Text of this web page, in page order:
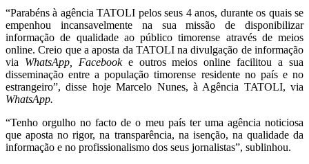
“Parabéns à agência TATOLI pelos seus 4 anos, durante os quais se
empenhou incansavelmente na sua missão de disponibilizar
informação de qualidade ao público timorense através de meios
online. Creio que a aposta da TATOLI na divulgação de informação
via WhatsApp, Facebooke outros meios online facilitou a sua
disseminação entre a população timorense residente no país e no
estrangeiro”, disse hoje Marcelo Nunes, à Agência TATOLI, via
WhatsApp.
“Tenho orgulho no facto de o meu país ter uma agência noticiosa
que aposta no rigor, na transparência, na isenção, na qualidade da
informação e no profissionalismo dos seus jornalistas”, sublinhou.